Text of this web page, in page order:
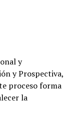
y
y Prospectiva,
proceso forma
la